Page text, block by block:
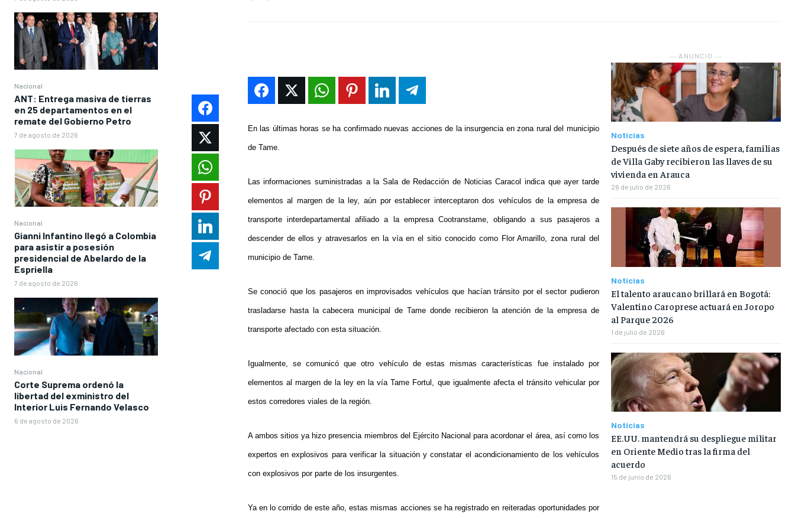
PUATE CON NOSOTROS
PUATE CON NOSOTROS
PUATE CON NOSOTROS
PUATE CON NOSOTROS
Nacional
ANT: Entrega masiva de tierras
en 25 departamentos en el
remate del Gobierno Petro
7 de agosto de 2026
Nacional
Gianni Infantino llegó a Colombia
para asistir a posesión
presidencial de Abelardo de la
Espriella
7 de agosto de 2026
Nacional
Corte Suprema ordenó la
libertad del exministro del
Interior Luis Fernando Velasco
6 de agosto de 2026
En las últimas horas se ha confirmado nuevas acciones de la insurgencia en zona rural del municipio
de Tame.
Las informaciones suministradas a la Sala de Redacción de Noticias Caracol indica que ayer tarde
elementos al margen de la ley, aún por establecer interceptaron dos vehículos de la empresa de
transporte interdepartamental afiliado a la empresa Cootranstame, obligando a sus pasajeros a
descender de ellos y atravesarlos en la vía en el sitio conocido como Flor Amarillo, zona rural del
municipio de Tame.
Se conoció que los pasajeros en improvisados vehículos que hacían tránsito por el sector pudieron
trasladarse hasta la cabecera municipal de Tame donde recibieron la atención de la empresa de
transporte afectado con esta situación.
Igualmente, se comunicó que otro vehículo de estas mismas características fue instalado por
elementos al margen de la ley en la vía Tame Fortul, que igualmente afecta el tránsito vehicular por
estos corredores viales de la región.
A ambos sitios ya hizo presencia miembros del Ejército Nacional para acordonar el área, así como los
expertos en explosivos para verificar la situación y constatar el acondicionamiento de los vehículos
con explosivos por parte de los insurgentes.
Ya en lo corrido de este año, estas mismas acciones se ha registrado en reiteradas oportunidades por
― ANUNCIO ―
Noticias
Después de siete años de espera, familias
de Villa Gaby recibieron las llaves de su
vivienda en Arauca
26 de julio de 2026
Noticias
El talento araucano brillará en Bogotá:
Valentino Caroprese actuará en Joropo
al Parque 2026
1 de julio de 2026
Noticias
EE.UU. mantendrá su despliegue militar
en Oriente Medio tras la firma del
acuerdo
15 de junio de 2026